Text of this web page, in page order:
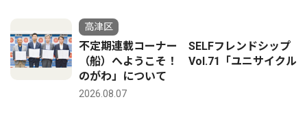
高津区
不定期連載コーナー SELFフレンドシップ
（船）へようこそ！ Vol.71「ユニサイクル
のがわ」について
2026.08.07